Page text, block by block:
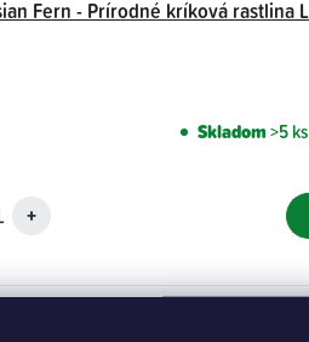
Fern - Prírodné kríková rastlina L
Skladom>5 ks